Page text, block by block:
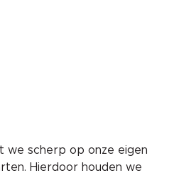
we scherp op onze eigen
Hierdoor houden we